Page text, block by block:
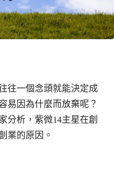
往一個念頭就能決定成
易因為什麼而放棄呢？
分析，紫微14主星在創
業的原因。